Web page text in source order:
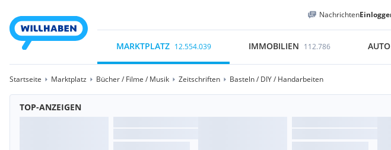
Nachrichten
MARKTPLATZ 12.554.039 IMMOBILIEN 112.786
Startseite Marktplatz Bücher / Filme / Musik Zeitschriften Basteln / DIY / Handarbeiten
TOP-ANZEIGEN